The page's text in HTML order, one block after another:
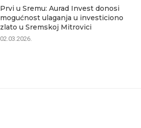
Prvi u Sremu: Aurad Invest donosi
mogućnost ulaganja u investiciono
zlato u Sremskoj Mitrovici
02.03.2026.